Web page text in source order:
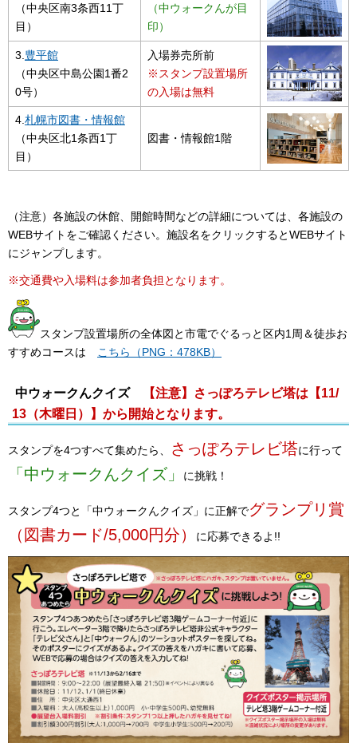
（中央区南3条西11丁
目）
（中ウォークんが目
印）
3. 豊平館
（中央区中島公園1番2
0号）
入場券売所前
※スタンプ設置場所
の入場は無料
4. 札幌市図書・情報館
（中央区北1条西1丁
目）
図書・情報館1階
（注意）各施設の休館、開館時間などの詳細については、各施設の
WEBサイトをご確認ください。施設名をクリックするとWEBサイト
にジャンプします。
※交通費や入場料は参加者負担となります。
スタンプ設置場所の全体図と市電でぐるっと区内1周＆徒歩お
すすめコースは
こちら（PNG：478KB）
中ウォークんクイズ 【注意】
さっぽろテレビ塔は【11/
13（木曜日）】から開始となります。
スタンプを4つすべて集めたら、 さっぽろテレビ塔に行って
「中ウォークんクイズ」 に挑戦！
スタンプ4つと「中ウォークんクイズ」に正解でグランプリ賞
（図書カード/5,000円分）
に応募できるよ!!